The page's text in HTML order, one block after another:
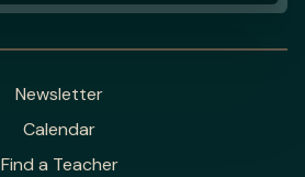
Newsletter
Calendar
Find a Teacher